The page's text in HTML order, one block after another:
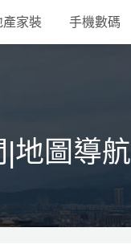
產家裝 手機數碼
地圖導航